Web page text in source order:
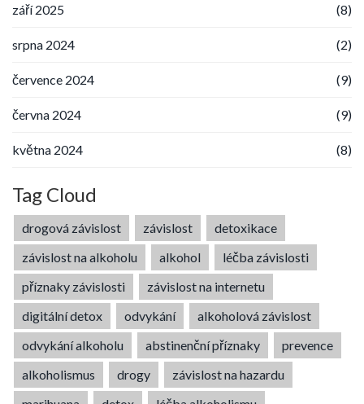
září 2025 (8)
srpna 2024 (2)
července 2024 (9)
června 2024 (9)
května 2024 (8)
Tag Cloud
drogová závislost závislost
detoxikace
závislost na alkoholu
alkohol
léčba závislosti
příznaky závislosti
závislost na internetu
digitální detox
odvykání
alkoholová závislost
odvykání alkoholu
abstinenční příznaky
prevence
alkoholismus
drogy
závislost na hazardu